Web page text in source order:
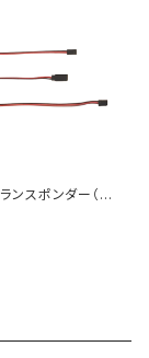
スポンダー（ス
イプカー）